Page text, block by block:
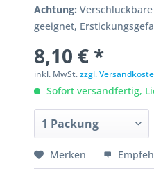
Achtung:
geeignet,
8,10 € *
inkl. MwSt.zzgl.
Sofort versandfertig,
Merken